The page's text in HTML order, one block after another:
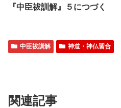
『中臣祓訓解』５につづく
中臣祓訓解 神道・神仏習合
関連記事